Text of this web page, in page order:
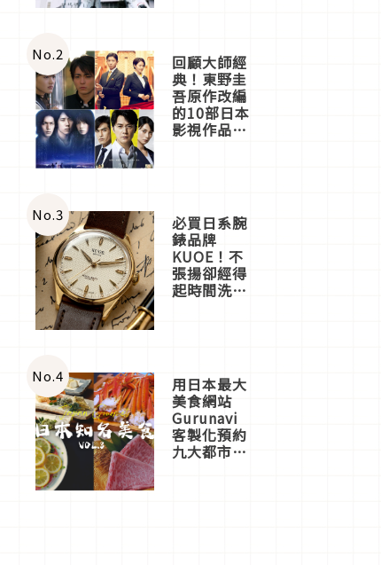
體驗
No.2 回顧大師經
典！東野圭
吾原作改編
的10部日本
影視作品推
No.3 必買日系腕
錶品牌
KUOE！不
張揚卻經得
起時間洗鍊
No.4 用日本最大
美食網站
Gurunavi
客製化預約
九大都市餐